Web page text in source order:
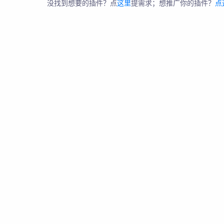
没找到想要的插件？点这里提需求；想推广你的插件？